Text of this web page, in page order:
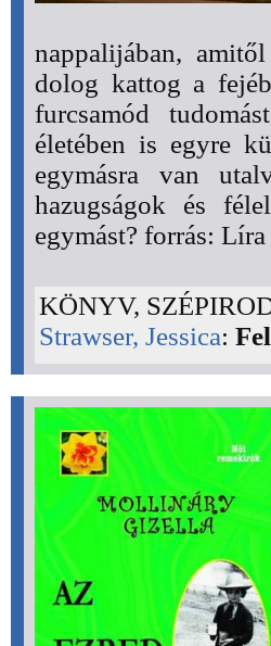
nappalijában,
dolog kattog a
furcsamód
életében is egyre
egymásra van
hazugságok és
egymást? forrás: Líra
KÖNYV,
Strawser, Jessica: